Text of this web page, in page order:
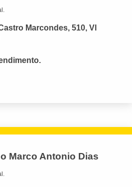
Marcondes, 510, Vl
Marco Antonio Dias